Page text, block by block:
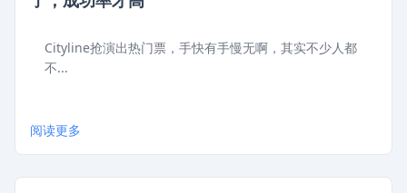
Cityline抢演出热门票，手快有手慢无啊，其实不少人都
不...
阅读更多